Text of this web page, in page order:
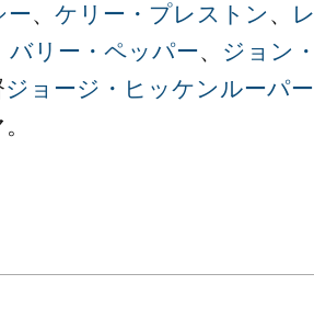
ー、 ケリー・プレストン 、
レ
バリー・ペッパー、 ジョン・
ジョージ・ヒッケンルーパー